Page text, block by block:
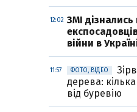
12:02 ЗМІ
війни в
11:57 ФОТО, ВІДЕО
дерева:
від буревію